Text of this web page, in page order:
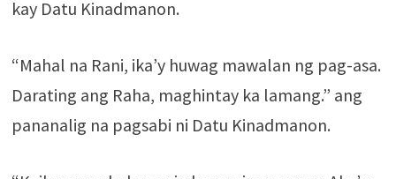
kay Datu Kinadmanon.
“Mahal na Rani, ika’y huwag mawalan ng pag-asa.
Darating ang Raha, maghintay ka lamang.” ang
pananalig na pagsabi ni Datu Kinadmanon.